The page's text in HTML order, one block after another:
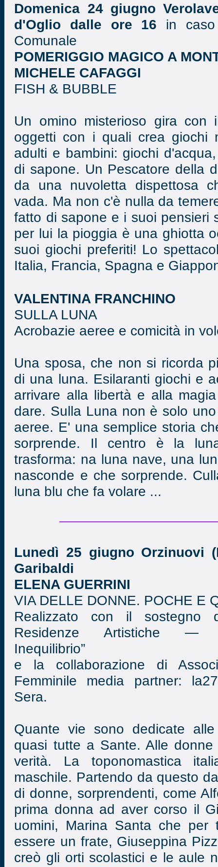
Domenica 24 giugno
d'Oglio dalle ore 16 in caso
Comunale
POMERIGGIO MAGICO A
MICHELE CAFAGGI
FISH & BUBBLE
Un omino misterioso gira con
oggetti con i quali crea giochi
adulti e bambini: giochi
di sapone. Un Pescatore della
da una nuvoletta dispettosa
vada. Ma non c'è nulla da
fatto di sapone e i suoi pensieri
per lui la pioggia è una ghiotta
suoi giochi preferiti! Lo
Italia, Francia, Spagna e
VALENTINA FRANCHINO
SULLA LUNA
Acrobazie aeree e comicità in
Una sposa, che non si ricorda
di una luna. Esilaranti giochi e
arrivare alla libertà e alla
dare. Sulla Luna non è solo
aeree. E' una semplice storia
sorprende. Il centro è la
trasforma: na luna nave, una
nasconde e che sorprende.
luna blu che fa volare ...
Lunedì 25 giugno Orzinuovi
Garibaldi
ELENA GUERRINI
VIA DELLE DONNE. POCHE E
Realizzato con il sostegno
Residenze Artistiche —
Inequilibrio”
e la collaborazione di
Femminile media partner:
Sera.
Quante vie sono dedicate
quasi tutte a Sante. Alle
verità. La toponomastica
maschile. Partendo da questo
di donne, sorprendenti, come
prima donna ad aver corso il
uomini, Marina Santa che
essere un frate, Giuseppina
creò gli orti scolastici e le aule